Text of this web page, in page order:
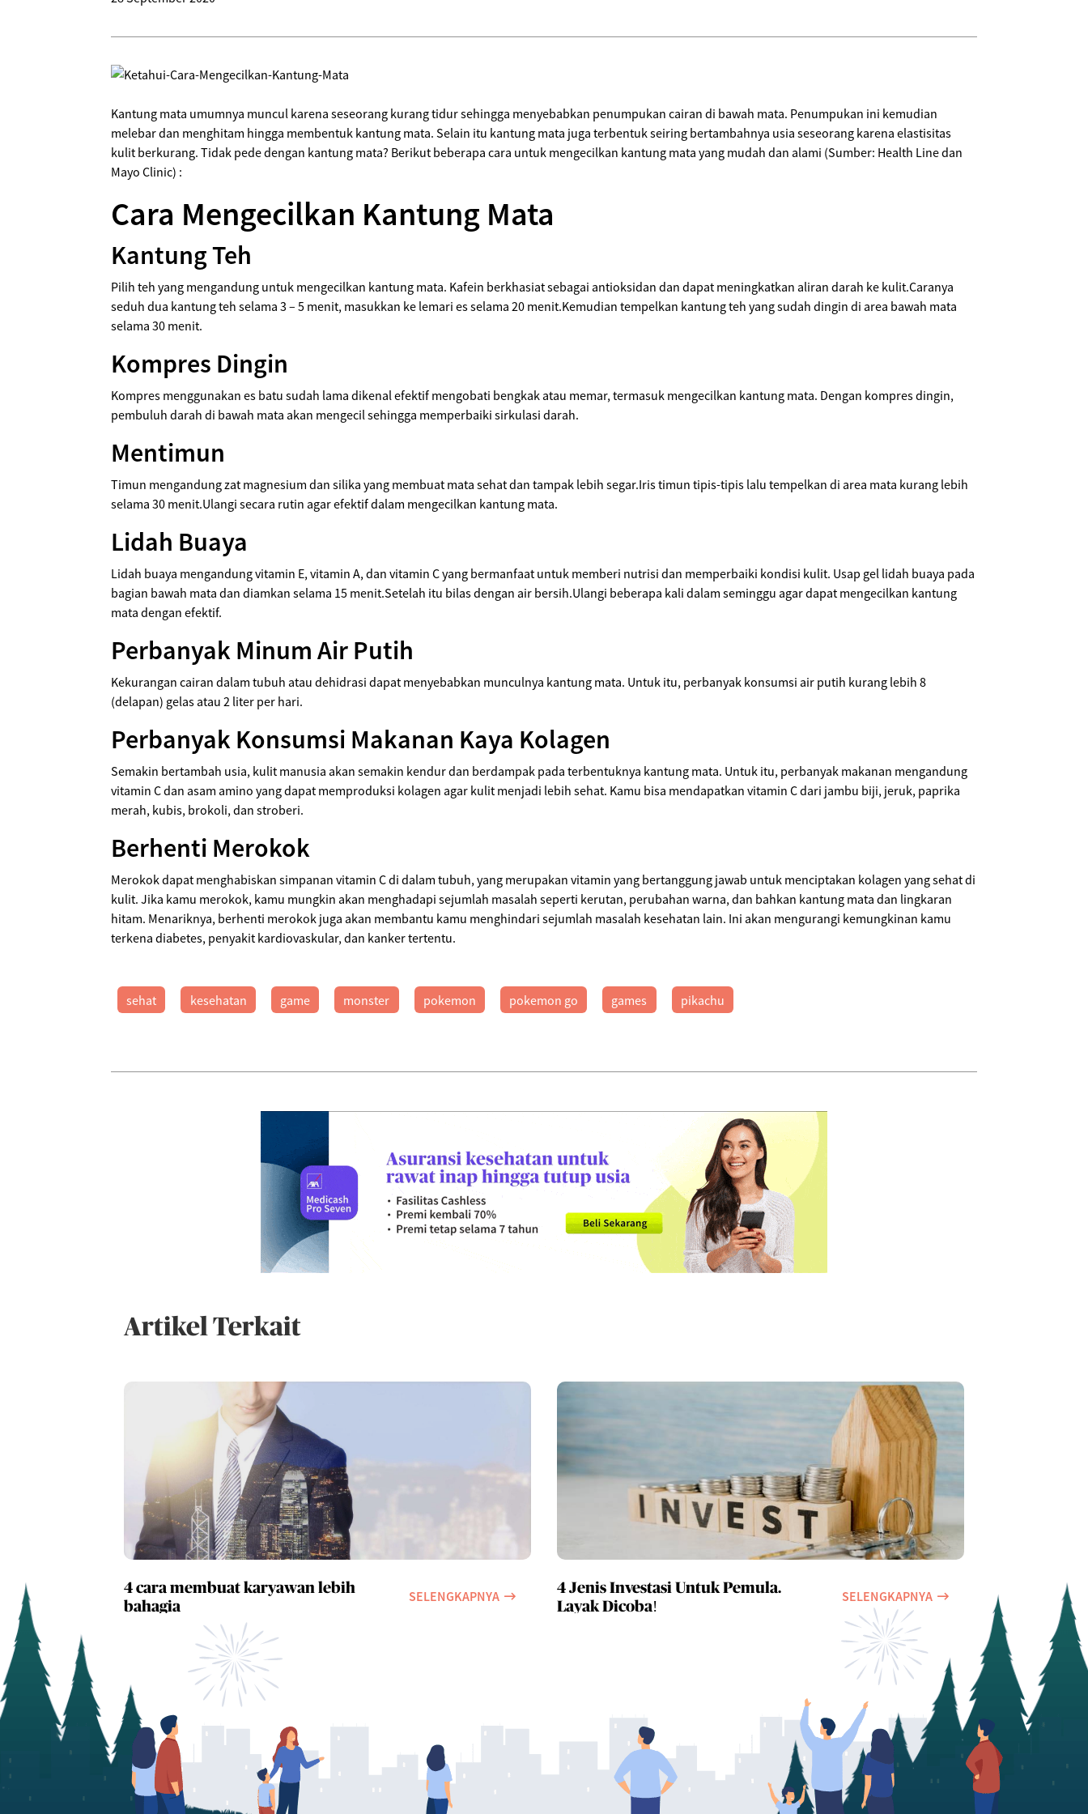
Kantung mata umumnya muncul karena seseorang kurang tidur sehingga menyebabkan penumpukan cairan di bawah mata. Penumpukan ini kemudian
melebar dan menghitam hingga membentuk kantung mata. Selain itu kantung mata juga terbentuk seiring bertambahnya usia seseorang karena elastisitas
kulit berkurang. Tidak pede dengan kantung mata? Berikut beberapa cara untuk mengecilkan kantung mata yang mudah dan alami (Sumber: Health Line dan
Mayo Clinic) :
Cara Mengecilkan Kantung Mata
Kantung Teh
Pilih teh yang mengandung untuk mengecilkan kantung mata. Kafein berkhasiat sebagai antioksidan dan dapat meningkatkan aliran darah ke kulit.Caranya
seduh dua kantung teh selama 3 – 5 menit, masukkan ke lemari es selama 20 menit.Kemudian tempelkan kantung teh yang sudah dingin di area bawah mata
selama 30 menit.
Kompres Dingin
Kompres menggunakan es batu sudah lama dikenal efektif mengobati bengkak atau memar, termasuk mengecilkan kantung mata. Dengan kompres dingin,
pembuluh darah di bawah mata akan mengecil sehingga memperbaiki sirkulasi darah.
Mentimun
Timun mengandung zat magnesium dan silika yang membuat mata sehat dan tampak lebih segar.Iris timun tipis-tipis lalu tempelkan di area mata kurang lebih
selama 30 menit.Ulangi secara rutin agar efektif dalam mengecilkan kantung mata.
Lidah Buaya
Lidah buaya mengandung vitamin E, vitamin A, dan vitamin C yang bermanfaat untuk memberi nutrisi dan memperbaiki kondisi kulit. Usap gel lidah buaya pada
bagian bawah mata dan diamkan selama 15 menit.Setelah itu bilas dengan air bersih.Ulangi beberapa kali dalam seminggu agar dapat mengecilkan kantung
mata dengan efektif.
Perbanyak Minum Air Putih
Kekurangan cairan dalam tubuh atau dehidrasi dapat menyebabkan munculnya kantung mata. Untuk itu, perbanyak konsumsi air putih kurang lebih 8
(delapan) gelas atau 2 liter per hari.
Perbanyak Konsumsi Makanan Kaya Kolagen
Semakin bertambah usia, kulit manusia akan semakin kendur dan berdampak pada terbentuknya kantung mata. Untuk itu, perbanyak makanan mengandung
vitamin C dan asam amino yang dapat memproduksi kolagen agar kulit menjadi lebih sehat. Kamu bisa mendapatkan vitamin C dari jambu biji, jeruk, paprika
merah, kubis, brokoli, dan stroberi.
Berhenti Merokok
Merokok dapat menghabiskan simpanan vitamin C di dalam tubuh, yang merupakan vitamin yang bertanggung jawab untuk menciptakan kolagen yang sehat di
kulit. Jika kamu merokok, kamu mungkin akan menghadapi sejumlah masalah seperti kerutan, perubahan warna, dan bahkan kantung mata dan lingkaran
hitam. Menariknya, berhenti merokok juga akan membantu kamu menghindari sejumlah masalah kesehatan lain. Ini akan mengurangi kemungkinan kamu
terkena diabetes, penyakit kardiovaskular, dan kanker tertentu.
sehat kesehatan game monster pokemon pokemon go games pikachu
Artikel Terkait
4 cara membuat karyawan lebih
bahagia
SELENGKAPNYA
4 Jenis Investasi Untuk Pemula.
Layak Dicoba!
SELENGKAPNYA